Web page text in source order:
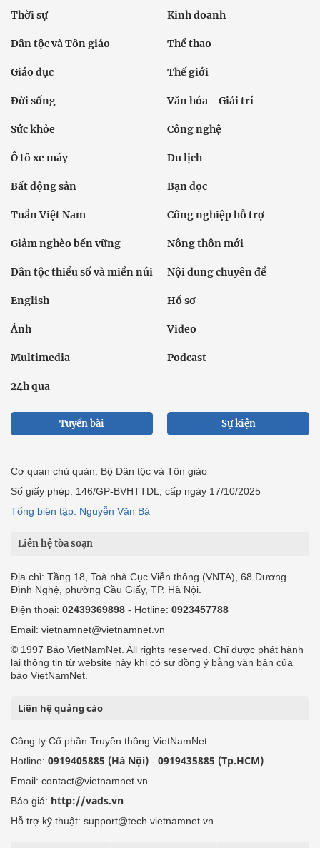
Thời sự Kinh doanh
Dân tộc và Tôn giáo Thể thao
Giáo dục Thế giới
Đời sống Văn hóa - Giải trí
Sức khỏe Công nghệ
Ô tô xe máy Du lịch
Bất động sản Bạn đọc
Tuần Việt Nam Công nghiệp hỗ trợ
Giảm nghèo bền vững Nông thôn mới
Dân tộc thiểu số và miền núi Nội dung chuyên đề
English Hồ sơ
Ảnh Video
Multimedia Podcast
24h qua
Tuyến bài Sự kiện
Cơ quan chủ quản: Bộ Dân tộc và Tôn giáo
Số giấy phép: 146/GP-BVHTTDL, cấp ngày 17/10/2025
Tổng biên tập: Nguyễn Văn Bá
Liên hệ tòa soạn
Địa chỉ: Tầng 18, Toà nhà Cục Viễn thông (VNTA), 68 Dương
Đình Nghệ, phường Cầu Giấy, TP. Hà Nội.
Điện thoại: 02439369898 - Hotline: 0923457788
Email: vietnamnet@vietnamnet.vn
© 1997 Báo VietNamNet. All rights reserved. Chỉ được phát hành
lại thông tin từ website này khi có sự đồng ý bằng văn bản của
báo VietNamNet.
Liên hệ quảng cáo
Công ty Cổ phần Truyền thông VietNamNet
Hotline: 0919405885 (Hà Nội) - 0919435885 (Tp.HCM)
Email: contact@vietnamnet.vn
Báo giá: http://vads.vn
Hỗ trợ kỹ thuật: support@tech.vietnamnet.vn